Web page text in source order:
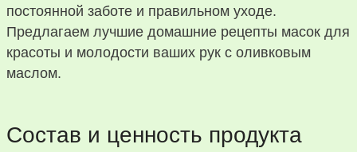
постоянной заботе и правильном уходе.
Предлагаем лучшие домашние рецепты масок для
красоты и молодости ваших рук с оливковым
маслом.
Состав и ценность продукта